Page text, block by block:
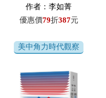
作者：李如菁
優惠價79折387元
美中角力時代觀察